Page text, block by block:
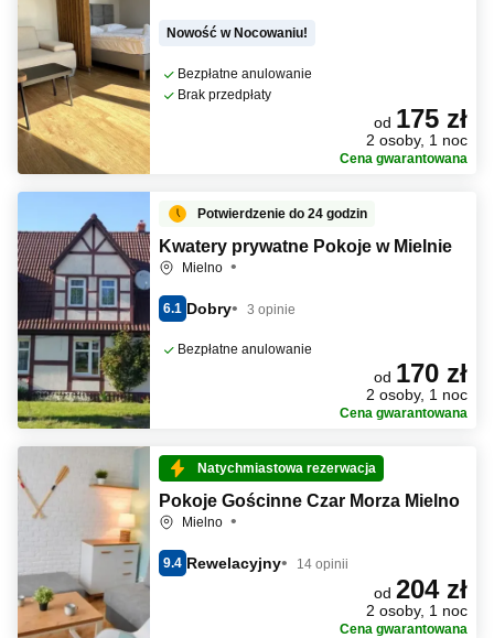
Nowość w Nocowaniu!
Bezpłatne anulowanie
Brak przedpłaty
od 175 zł
2 osoby, 1 noc
Cena gwarantowana
Potwierdzenie do 24 godzin
Kwatery prywatne Pokoje w Mielnie
Mielno
6.1 Dobry 3 opinie
Bezpłatne anulowanie
od 170 zł
2 osoby, 1 noc
Cena gwarantowana
Natychmiastowa rezerwacja
Pokoje Gościnne Czar Morza Mielno
Mielno
9.4 Rewelacyjny 14 opinii
od 204 zł
2 osoby, 1 noc
Cena gwarantowana